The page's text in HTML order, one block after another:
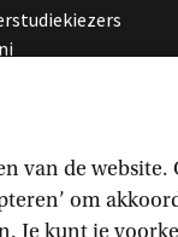
van de website.
om
Je kunt je